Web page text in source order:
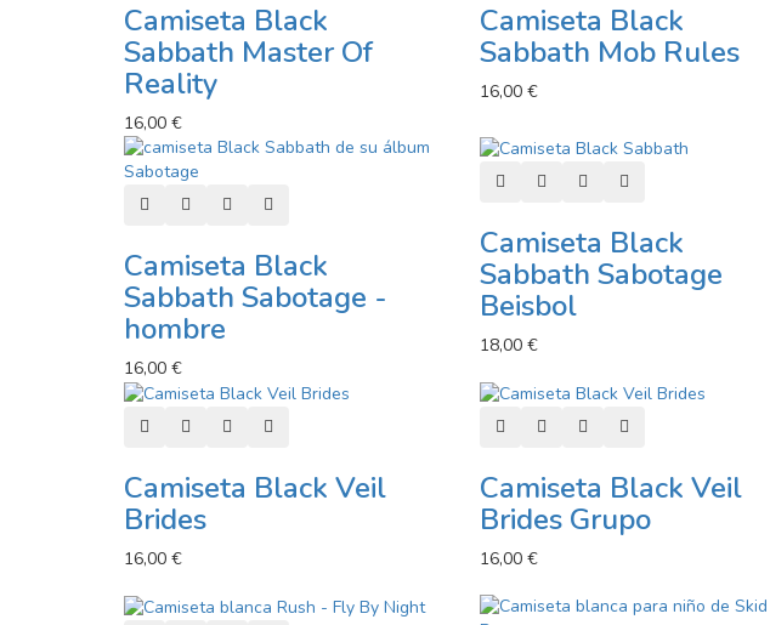
Camiseta Black
Sabbath Master Of
Reality
16,00 €
Camiseta Black
Sabbath Mob Rules
16,00 €
Añadir al carro
Añadir a lista de deseos
Añadir a comparador
Camiseta Black
Sabbath Sabotage -
hombre
16,00 €
Añadir al carro
Añadir a lista de deseos
Añadir a comparador
Vista rápida
Camiseta Black
Sabbath Sabotage
Beisbol
18,00 €
Añadir al carro
Añadir a lista de deseos
Añadir a comparador
Camiseta Black Veil
Brides
16,00 €
Añadir al carro
Añadir a lista de deseos
Añadir a comparador
Vista rápida
Camiseta Black Veil
Brides Grupo
16,00 €